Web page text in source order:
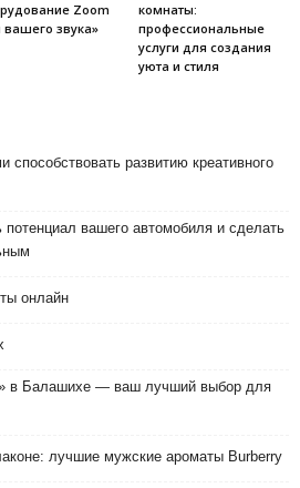
Zoom
вашего звука»
комнаты:
профессиональные
услуги для создания
уюта и стиля
способствовать развитию креативного
вашего автомобиля и сделать
онлайн
в Балашихе — ваш лучший выбор для
лучшие мужские ароматы Burberry